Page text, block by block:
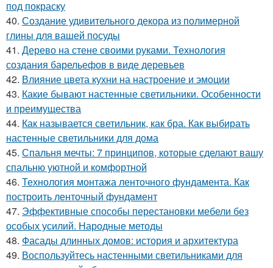
под покраску
40. Создание удивительного декора из полимерной
глины для вашей посуды
41. Дерево на стене своими руками. Технология
создания барельефов в виде деревьев
42. Влияние цвета кухни на настроение и эмоции
43. Какие бывают настенные светильники. Особенности
и преимущества
44. Как называется светильник, как бра. Как выбирать
настенные светильники для дома
45. Спальня мечты: 7 принципов, которые сделают вашу
спальню уютной и комфортной
46. Технология монтажа ленточного фундамента. Как
построить ленточный фундамент
47. Эффективные способы перестановки мебели без
особых усилий. Народные методы
48. Фасады длинных домов: история и архитектура
49. Воспользуйтесь настенными светильниками для